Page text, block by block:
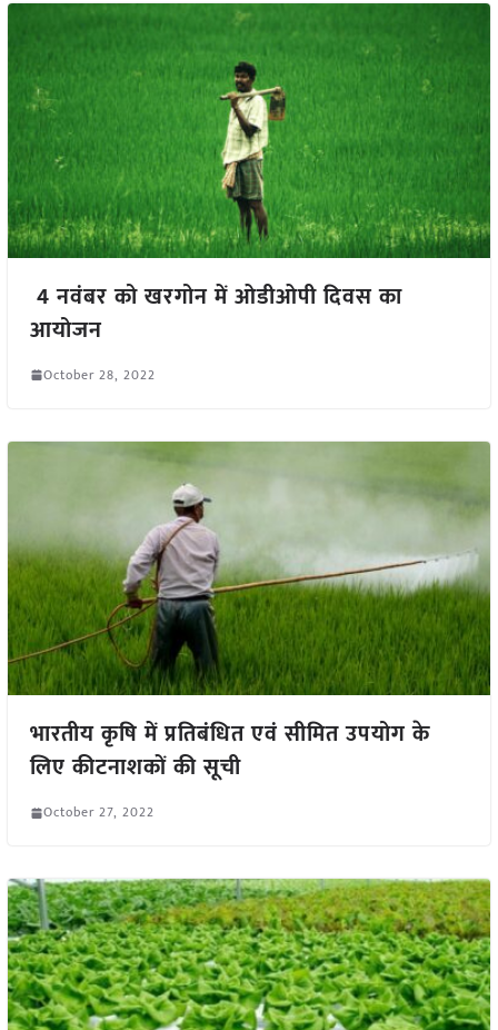
4 नवंबर को खरगोन में ओडीओपी दिवस का
आयोजन
October 28, 2022
भारतीय कृषि में प्रतिबंधित एवं सीमित उपयोग के
लिए कीटनाशकों की सूची
October 27, 2022